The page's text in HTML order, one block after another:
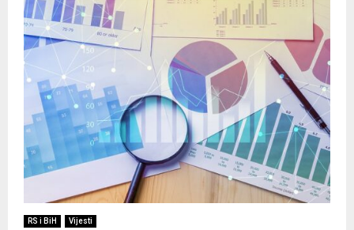
RS i BiH Vijesti